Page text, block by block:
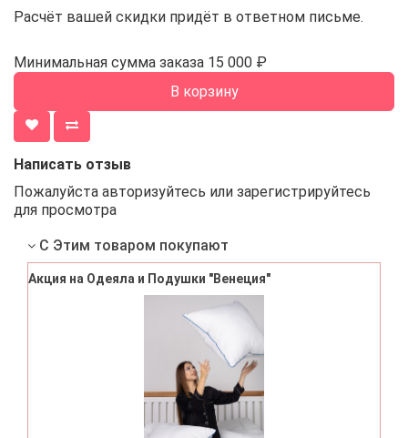
Расчёт вашей скидки придёт в ответном письме.
Минимальная сумма заказа 15 000 ₽
В корзину
Написать отзыв
Пожалуйста авторизуйтесь или зарегистрируйтесь
для просмотра
С Этим товаром покупают
Акция на Одеяла и Подушки "Венеция"